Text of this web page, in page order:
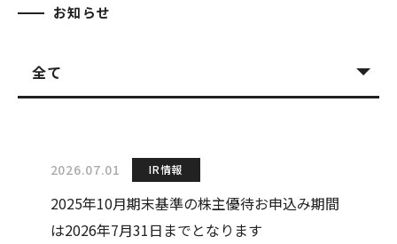
お知らせ
全て
メディア
経営情報
店舗情報
その他
IR情報
2026.07.01 IR情報
2025年10月期末基準の株主優待お申込み期間
は2026年7月31日までとなります